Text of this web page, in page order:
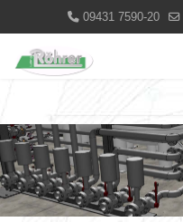
09431 7590-20